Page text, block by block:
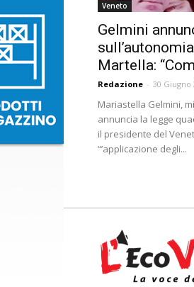
Veneto
Gelmini
Martella:
Redazione - 30 Giugno
Mariastella Gelmini,
annuncia la legge
il presidente del
“’applicazione degli...